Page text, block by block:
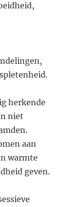
herkende
niet
aan
warmte
geven.